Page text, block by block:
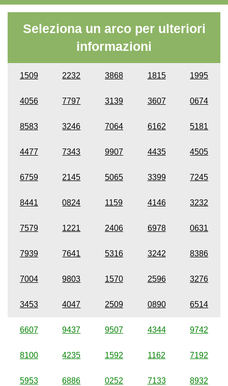
Seleziona un arco per ulteriori
informazioni
1509 2232 3868 1815 1995
4056 7797 3139 3607 0674
8583 3246 7064 6162 5181
4477 7343 9907 4435 4505
6759 2145 5065 3399 7245
8441 0824 1159 4146 3232
7579 1221 2406 6978 0631
7939 7641 5316 3242 8386
7004 9803 1570 2596 3276
3453 4047 2509 0890 6514
6607 9437 9507 4344 9742
8100 4235 1592 1162 7192
5953 6886 0252 7133 8932